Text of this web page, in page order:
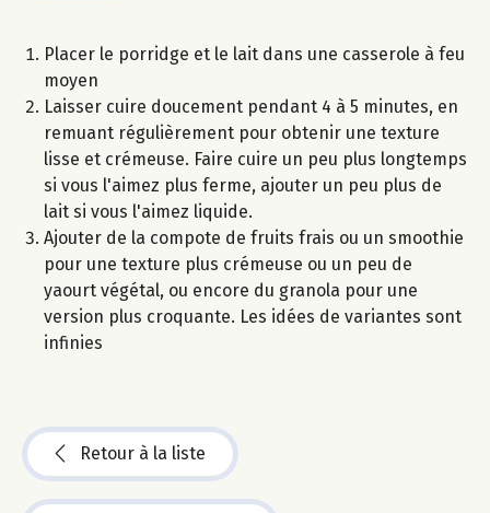
Placer le porridge et le lait dans une casserole à feu
moyen
Laisser cuire doucement pendant 4 à 5 minutes, en
remuant régulièrement pour obtenir une texture
lisse et crémeuse. Faire cuire un peu plus longtemps
si vous l'aimez plus ferme, ajouter un peu plus de
lait si vous l'aimez liquide.
Ajouter de la compote de fruits frais ou un smoothie
pour une texture plus crémeuse ou un peu de
yaourt végétal, ou encore du granola pour une
version plus croquante. Les idées de variantes sont
infinies
Retour à la liste